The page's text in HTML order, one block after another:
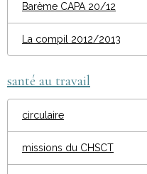
Barème CAPA 20/12
La compil 2012/2013
santé au travail
circulaire
missions du CHSCT